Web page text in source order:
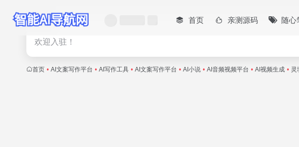
首页 亲测源码 随心
热门
欢迎入驻！
首页 • AI文案写作平台 • AI写作工具 • AI文案写作平台 • AI小说 • AI音频视频平台 • AI视频生成 • 灵